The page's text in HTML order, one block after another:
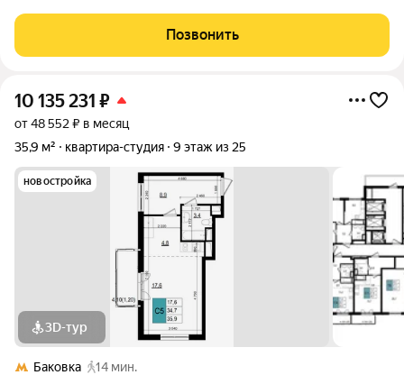
рестораны, салоны красоты и удобные магазины расположены
прямо в вашем дворе, на 1-х
Позвонить
10 135 231 ₽
от 48 552 ₽ в месяц
35,9 м²
квартира-студия 9 этаж из 25
новостройка
3D-тур
Баковка
14 мин.